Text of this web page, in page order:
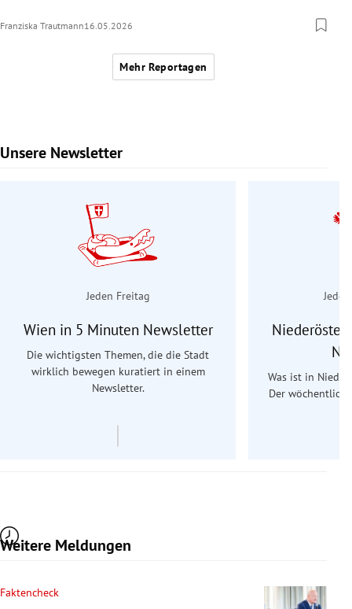
Franziska Trautmann16.05.2026
Mehr Reportagen
Unsere Newsletter
Slide 1 von 9
Jeden Freitag
Wien in 5 Minuten Newsletter
Die wichtigsten Themen, die die Stadt
wirklich bewegen kuratiert in einem
Newsletter.
Was ist in
Der
Weitere Meldungen
Faktencheck